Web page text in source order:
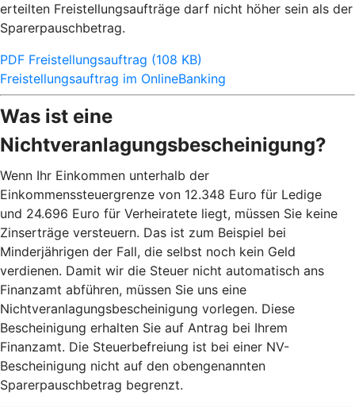
erteilten Freistellungsaufträge darf nicht höher sein als der
Sparerpauschbetrag.
PDF Freistellungsauftrag (108 KB)
Freistellungsauftrag im OnlineBanking
Was ist eine
Nichtveranlagungsbescheinigung?
Wenn Ihr Einkommen unterhalb der
Einkommenssteuergrenze von 12.348 Euro für Ledige
und 24.696 Euro für Verheiratete liegt, müssen Sie keine
Zinserträge versteuern. Das ist zum Beispiel bei
Minderjährigen der Fall, die selbst noch kein Geld
verdienen. Damit wir die Steuer nicht automatisch ans
Finanzamt abführen, müssen Sie uns eine
Nichtveranlagungsbescheinigung vorlegen. Diese
Bescheinigung erhalten Sie auf Antrag bei Ihrem
Finanzamt. Die Steuerbefreiung ist bei einer NV-
Bescheinigung nicht auf den obengenannten
Sparerpauschbetrag begrenzt.